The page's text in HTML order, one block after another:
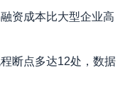
资成本比大型企业高
断点多达12处，数据